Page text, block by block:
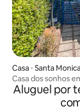
Casa ⋅ Santa
Casa dos sonhos
Aluguel por